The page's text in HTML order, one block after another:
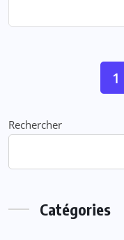
1
Rechercher
Catégories